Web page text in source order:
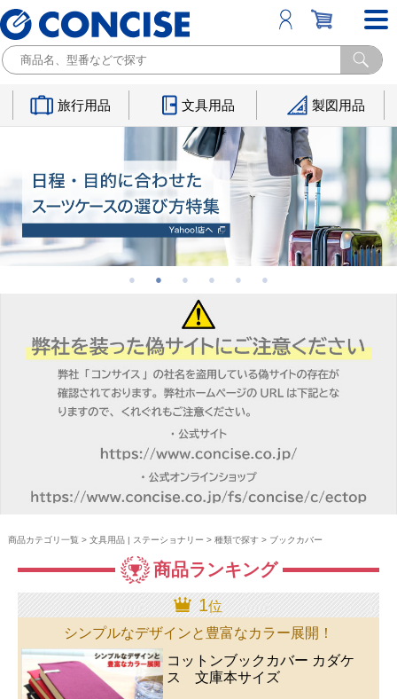
旅行用品 文具用品 製図用品
商品カテゴリ一覧 > 文具用品 | ステーショナリー > 種類で探す> ブックカバー
商品ランキング
1位
シンプルなデザインと豊富なカラー展開！
コットンブックカバー カダケ
ス 文庫本サイズ